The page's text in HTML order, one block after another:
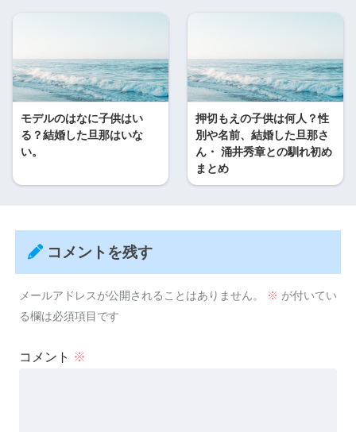
モデルのはなに子供はい
る？結婚した旦那はいな
い。
押切もえの子供は何人？性
別や名前、結婚した旦那さ
ん・ 涌井秀章との馴れ初め
まとめ
コメントを残す
メールアドレスが公開されることはありません。 ※ が付いてい
る欄は必須項目です
コメント ※